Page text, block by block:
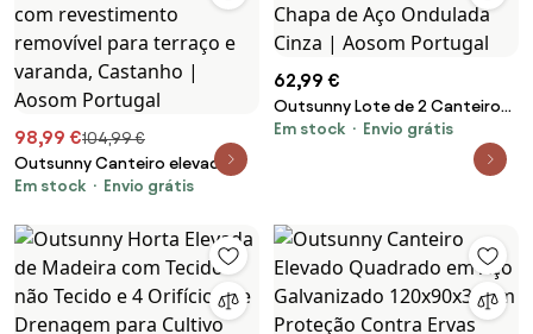
98,99 €104,99 €
Outsunny Canteiro elevado
com pés ajustáveis, vaso de
removível para terraço e
varanda, Castanho | Aosom
Em stock Envio grátis
62,99 €
Outsunny Lote de 2 Canteiros
de Jardim Dimensão 100x50x30
cm Chapa de Aço Ondulada
Em stock Envio grátis